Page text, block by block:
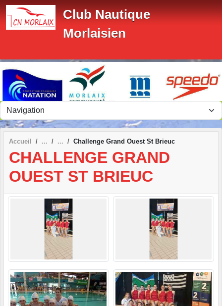
Club Nautique
Morlaisien
Accueil Challenge Grand Ouest St Brieuc
CHALLENGE GRAND
OUEST ST BRIEUC
Panneau de gestion des cookies